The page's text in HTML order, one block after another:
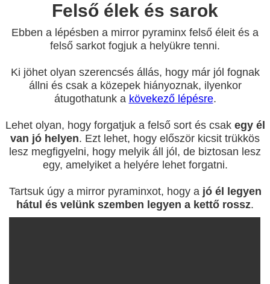
Felső élek és sarok
Ebben a lépésben a mirror pyraminx felső éleit és a
felső sarkot fogjuk a helyükre tenni.
Ki jöhet olyan szerencsés állás, hogy már jól fognak
állni és csak a közepek hiányoznak, ilyenkor
átugothatunk a kövekező lépésre.
Lehet olyan, hogy forgatjuk a felső sort és csak egy él
van jó helyen. Ezt lehet, hogy először kicsit trükkös
lesz megfigyelni, hogy melyik áll jól, de biztosan lesz
egy, amelyiket a helyére lehet forgatni.
Tartsuk úgy a mirror pyraminxot, hogy a jó él legyen
hátul és velünk szemben legyen a kettő rossz.